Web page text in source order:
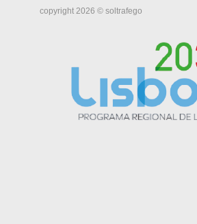
copyright 2026 © soltrafego